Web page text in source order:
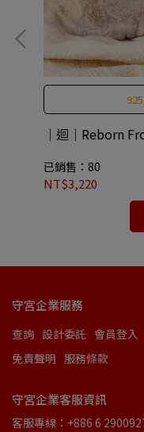
｜迴｜Reborn
已銷售：80
NT$3,220
守宮企業服務
查詢 設計委託 會員登入
免責聲明 服務條款
守宮企業客服資訊
客服專線：+886 6